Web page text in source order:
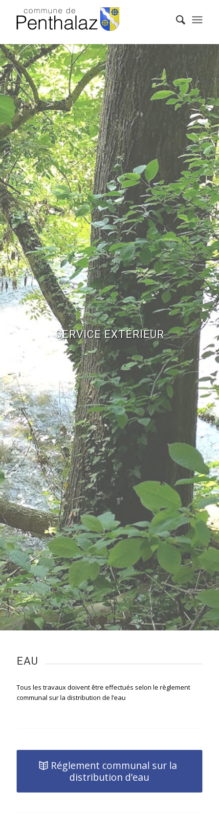
SERVICE EXTÉRIEUR
EAU
Tous les travaux doivent être effectués selon le règlement
communal sur la distribution de l’eau
Réglement communal sur la
distribution d’eau